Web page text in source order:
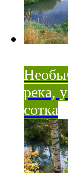
река,
сотка